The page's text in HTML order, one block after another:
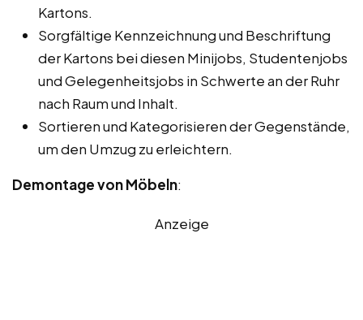
Kartons.
Sorgfältige Kennzeichnung und Beschriftung
der Kartons bei diesen Minijobs, Studentenjobs
und Gelegenheitsjobs in Schwerte an der Ruhr
nach Raum und Inhalt.
Sortieren und Kategorisieren der Gegenstände,
um den Umzug zu erleichtern.
Demontage von Möbeln:
Anzeige